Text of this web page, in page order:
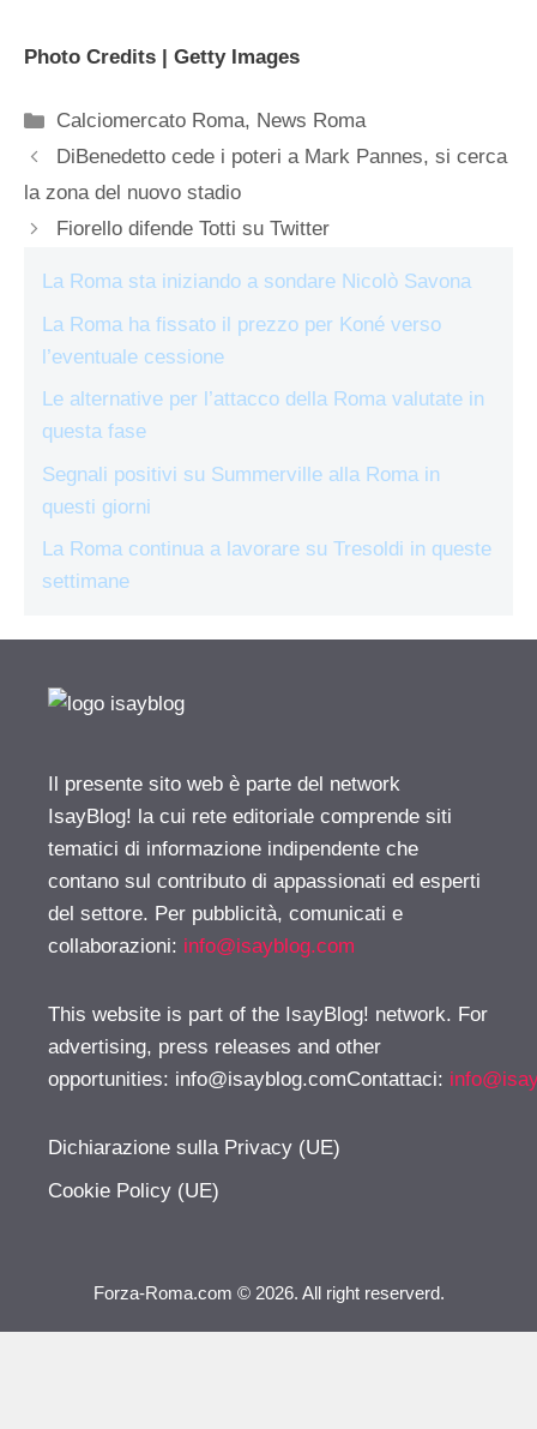
Photo Credits | Getty Images
Categorie
Calciomercato Roma, News Roma
DiBenedetto cede i poteri a Mark Pannes, si cerca
la zona del nuovo stadio
Fiorello difende Totti su Twitter
La Roma sta iniziando a sondare Nicolò Savona
La Roma ha fissato il prezzo per Koné verso
l’eventuale cessione
Le alternative per l’attacco della Roma valutate in
questa fase
Segnali positivi su Summerville alla Roma in
questi giorni
La Roma continua a lavorare su Tresoldi in queste
settimane
Il presente sito web è parte del network
IsayBlog! la cui rete editoriale comprende siti
tematici di informazione indipendente che
contano sul contributo di appassionati ed esperti
del settore. Per pubblicità, comunicati e
collaborazioni: info@isayblog.com
This website is part of the IsayBlog! network. For
advertising, press releases and other
opportunities: info@isayblog.comContattaci:
Dichiarazione sulla Privacy (UE)
Cookie Policy (UE)
Forza-Roma.com © 2026. All right reserverd.